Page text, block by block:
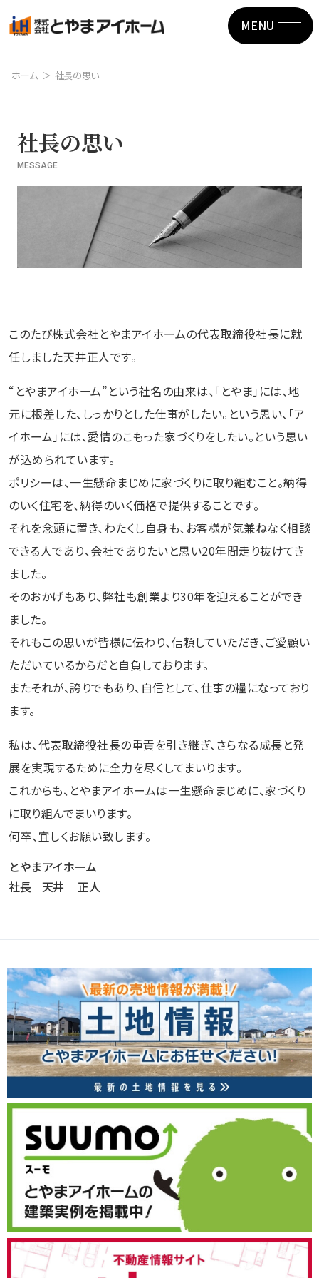
MENU
ホーム 社長の思い
社長の思い
MESSAGE
このたび株式会社とやまアイホームの代表取締役社⻑に就
任しました天井正⼈です。
“とやまアイホーム”という社名の由来は、「とやま」には、地
元に根差した、しっかりとした仕事がしたい。という思い、 「ア
イホーム」には、愛情のこもった家づくりをしたい。という思い
が込められています。
ポリシーは、⼀⽣懸命まじめに家づくりに取り組むこと。納得
のいく住宅を、納得のいく価格で提供することです。
それを念頭に置き、わたくし⾃⾝も、お客様が気兼ねなく相談
できる⼈であり、会社でありたいと思い20年間⾛り抜けてき
ました。
そのおかげもあり、弊社も創業より30年を迎えることができ
ました。
それもこの思いが皆様に伝わり、信頼していただき、ご愛顧い
ただいているからだと⾃負しております。
またそれが、誇りでもあり、⾃信として、仕事の糧になっており
ます。
私は、代表取締役社⻑の重責を引き継ぎ、さらなる成⻑と発
展を実現するために全⼒を尽くしてまいります。
これからも、とやまアイホームは⼀⽣懸命まじめに、家づくり
に取り組んでまいります。
何卒、宜しくお願い致します。
とやまアイホーム
社長 天井 正人